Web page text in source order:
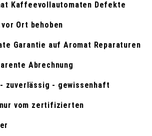
Kaffeevollautomaten Defekte
Ort behoben
Garantie auf Aromat Reparaturen
Abrechnung
zuverlässig - gewissenhaft
vom zertifizierten